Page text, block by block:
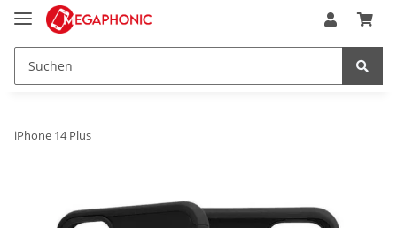
iPhone 14 Plus